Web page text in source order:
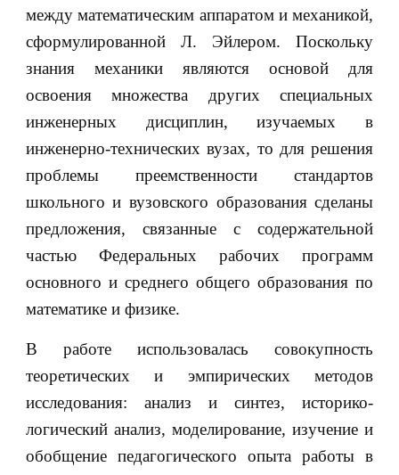
между математическим аппаратом и механикой,
сформулированной Л. Эйлером. Поскольку
знания механики являются основой для
освоения множества других специальных
инженерных дисциплин, изучаемых в
инженерно-технических вузах, то для решения
проблемы преемственности стандартов
школьного и вузовского образования сделаны
предложения, связанные с содержательной
частью Федеральных рабочих программ
основного и среднего общего образования по
математике и физике.
В работе использовалась совокупность
теоретических и эмпирических методов
исследования: анализ и синтез, историко-
логический анализ, моделирование, изучение и
обобщение педагогического опыта работы в